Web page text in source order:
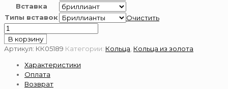
Вставка
Типы вставок
Очистить
Количество
товара
Золотое
пробы
В корзину
Артикул: КК05189 Категории: Кольца Кольца из золота
Характеристики
Оплата
Возврат